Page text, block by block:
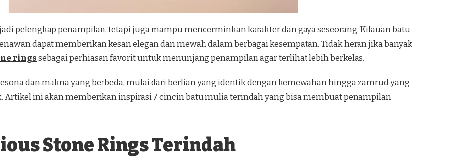
pelengkap penampilan, tetapi juga mampu mencerminkan karakter dan gaya seseorang. Kilauan batu
dapat memberikan kesan elegan dan mewah dalam berbagai kesempatan. Tidak heran jika banyak
ringssebagai perhiasan favorit untuk menunjang penampilan agar terlihat lebih berkelas.
dan makna yang berbeda, mulai dari berlian yang identik dengan kemewahan hingga zamrud yang
Artikel ini akan memberikan inspirasi 7 cincin batu mulia terindah yang bisa membuat penampilan
Stone Rings Terindah